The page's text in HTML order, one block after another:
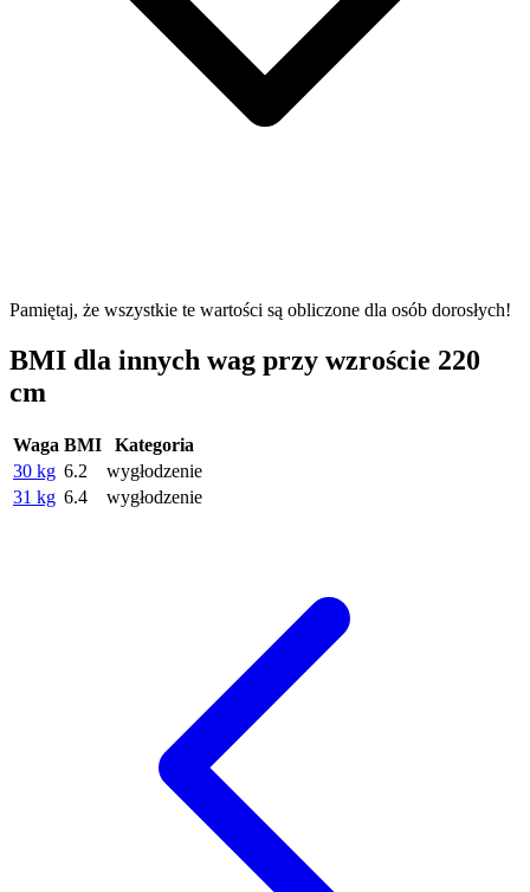
Pamiętaj, że wszystkie te wartości są obliczone dla osób dorosłych!
BMI dla innych wag przy wzroście 220
cm
Waga BMI
Kategoria
30 kg 6.2
wygłodzenie
31 kg 6.4 wygłodzenie